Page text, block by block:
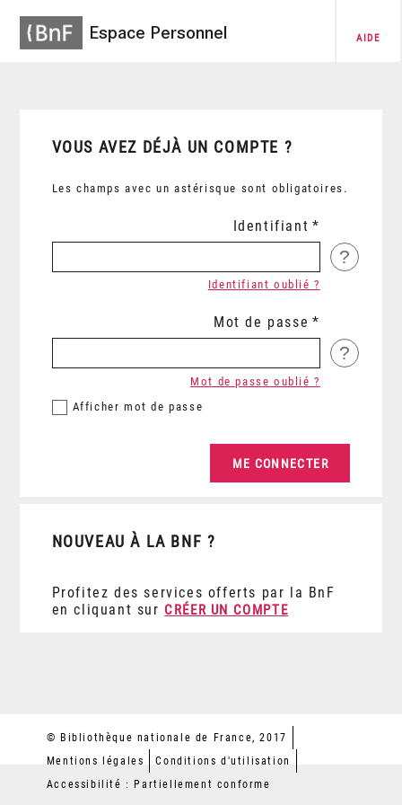
Espace Personnel AIDE
VOUS AVEZ DÉJÀ UN COMPTE ?
Les champs avec un astérisque sont obligatoires.
Identifiant
?
Identifiant oublié ?
Mot de passe
?
Afficher mot de passe
Mot de passe oublié ?
NOUVEAU À LA BNF ?
Profitez des services offerts par la BnF
en cliquant sur CRÉER UN COMPTE
© Bibliothèque nationale de France, 2017
Mentions légales
Conditions d'utilisation
Accessibilité : Partiellement conforme